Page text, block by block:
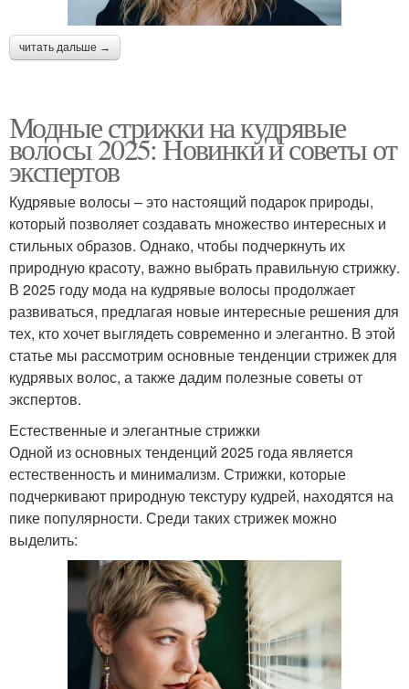
читать дальше →
Модные стрижки на кудрявые
волосы 2025: Новинки и советы от
экспертов
Кудрявые волосы – это настоящий подарок природы,
который позволяет создавать множество интересных и
стильных образов. Однако, чтобы подчеркнуть их
природную красоту, важно выбрать правильную стрижку.
В 2025 году мода на кудрявые волосы продолжает
развиваться, предлагая новые интересные решения для
тех, кто хочет выглядеть современно и элегантно. В этой
статье мы рассмотрим основные тенденции стрижек для
кудрявых волос, а также дадим полезные советы от
экспертов.
Естественные и элегантные стрижки
Одной из основных тенденций 2025 года является
естественность и минимализм. Стрижки, которые
подчеркивают природную текстуру кудрей, находятся на
пике популярности. Среди таких стрижек можно
выделить: